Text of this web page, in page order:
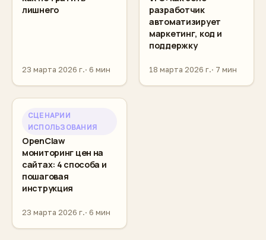
лишнего
23 марта 2026 г. 6 мин
разработчик
автоматизирует
маркетинг, код и
поддержку
18 марта 2026 г. 7 мин
СЦЕНАРИИ
ИСПОЛЬЗОВАНИЯ
OpenClaw
мониторинг цен на
сайтах: 4 способа и
пошаговая
инструкция
23 марта 2026 г. 6 мин